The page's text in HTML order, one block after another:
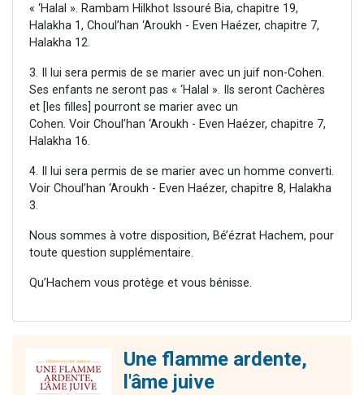
« ‘Halal ». Rambam Hilkhot Issouré Bia, chapitre 19,
Halakha 1, Choul’han ‘Aroukh - Even Haézer, chapitre 7,
Halakha 12.
3. Il lui sera permis de se marier avec un juif non-Cohen.
Ses enfants ne seront pas « ‘Halal ». Ils seront Cachères
et [les filles] pourront se marier avec un
Cohen. Voir Choul’han ‘Aroukh - Even Haézer, chapitre 7,
Halakha 16.
4. Il lui sera permis de se marier avec un homme converti.
Voir Choul’han ‘Aroukh - Even Haézer, chapitre 8, Halakha
3.
Nous sommes à votre disposition, Bé’ézrat Hachem, pour
toute question supplémentaire.
Qu’Hachem vous protège et vous bénisse.
Une flamme ardente,
l'âme juive